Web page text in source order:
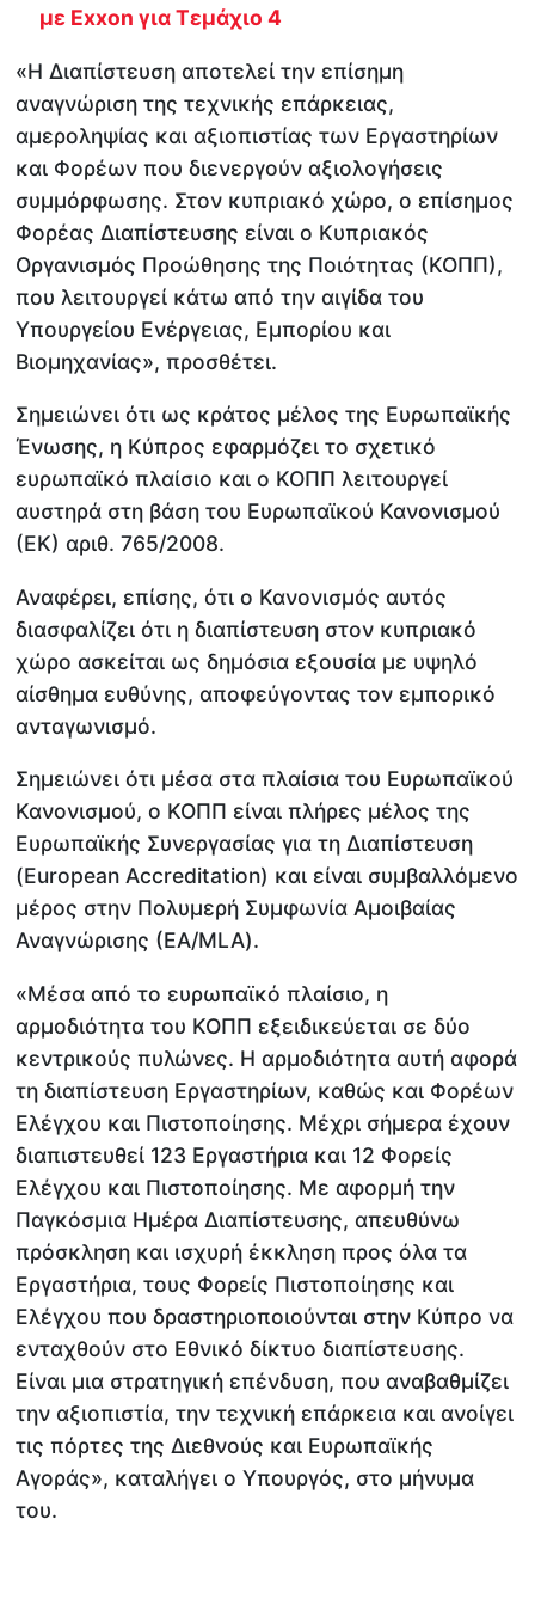
με Exxon για Τεμάχιο 4
«Η Διαπίστευση αποτελεί την επίσημη
αναγνώριση της τεχνικής επάρκειας,
αμεροληψίας και αξιοπιστίας των Εργαστηρίων
και Φορέων που διενεργούν αξιολογήσεις
συμμόρφωσης. Στον κυπριακό χώρο, ο επίσημος
Φορέας Διαπίστευσης είναι ο Κυπριακός
Οργανισμός Προώθησης της Ποιότητας (ΚΟΠΠ),
που λειτουργεί κάτω από την αιγίδα του
Υπουργείου Ενέργειας, Εμπορίου και
Βιομηχανίας», προσθέτει.
Σημειώνει ότι ως κράτος μέλος της Ευρωπαϊκής
Ένωσης, η Κύπρος εφαρμόζει το σχετικό
ευρωπαϊκό πλαίσιο και ο ΚΟΠΠ λειτουργεί
αυστηρά στη βάση του Ευρωπαϊκού Κανονισμού
(ΕΚ) αριθ. 765/2008.
Αναφέρει, επίσης, ότι ο Κανονισμός αυτός
διασφαλίζει ότι η διαπίστευση στον κυπριακό
χώρο ασκείται ως δημόσια εξουσία με υψηλό
αίσθημα ευθύνης, αποφεύγοντας τον εμπορικό
ανταγωνισμό.
Σημειώνει ότι μέσα στα πλαίσια του Ευρωπαϊκού
Κανονισμού, ο ΚΟΠΠ είναι πλήρες μέλος της
Ευρωπαϊκής Συνεργασίας για τη Διαπίστευση
(European Accreditation) και είναι συμβαλλόμενο
μέρος στην Πολυμερή Συμφωνία Αμοιβαίας
Αναγνώρισης (ΕΑ/MLA).
«Μέσα από το ευρωπαϊκό πλαίσιο, η
αρμοδιότητα του ΚΟΠΠ εξειδικεύεται σε δύο
κεντρικούς πυλώνες. Η αρμοδιότητα αυτή αφορά
τη διαπίστευση Εργαστηρίων, καθώς και Φορέων
Ελέγχου και Πιστοποίησης. Μέχρι σήμερα έχουν
διαπιστευθεί 123 Εργαστήρια και 12 Φορείς
Ελέγχου και Πιστοποίησης. Με αφορμή την
Παγκόσμια Ημέρα Διαπίστευσης, απευθύνω
πρόσκληση και ισχυρή έκκληση προς όλα τα
Εργαστήρια, τους Φορείς Πιστοποίησης και
Ελέγχου που δραστηριοποιούνται στην Κύπρο να
ενταχθούν στο Εθνικό δίκτυο διαπίστευσης.
Είναι μια στρατηγική επένδυση, που αναβαθμίζει
την αξιοπιστία, την τεχνική επάρκεια και ανοίγει
τις πόρτες της Διεθνούς και Ευρωπαϊκής
Αγοράς», καταλήγει ο Υπουργός, στο μήνυμα
του.